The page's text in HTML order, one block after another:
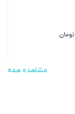
تومان
مشاهده همه